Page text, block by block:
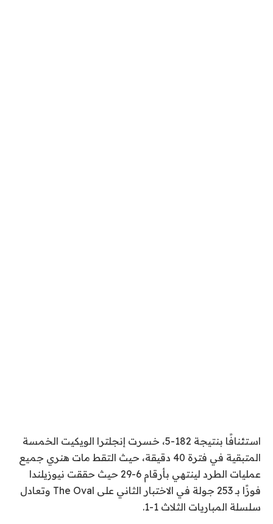
استئنافًا بنتيجة 182-5، خسرت إنجلترا الويكيت الخمسة
المتبقية في فترة 40 دقيقة، حيث التقط مات هنري جميع
عمليات الطرد لينتهي بأرقام 6-29 حيث حققت نيوزيلندا
فوزًا بـ 253 جولة في الاختبار الثاني على The Oval وتعادل
سلسلة المباريات الثلاث 1-1.